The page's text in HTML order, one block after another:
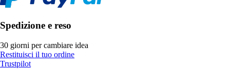
Spedizione e reso
30 giorni per cambiare idea
Restituisci il tuo ordine
Trustpilot